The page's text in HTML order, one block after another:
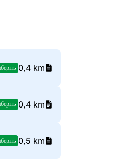
0,4 km
0,4 km
0,5 km